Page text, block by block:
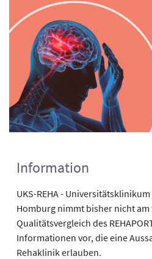
Information
UKS-REHA -
Homburg nimmt bisher nicht
Qualitätsvergleich des
Informationen vor, die eine
Rehaklinik erlauben.